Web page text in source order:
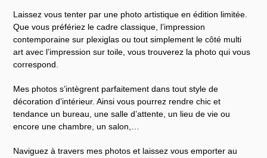
Laissez vous tenter par une photo artistique en édition limitée.
Que vous préfériez le cadre classique, l’impression
contemporaine sur plexiglas ou tout simplement le côté multi
art avec l’impression sur toile, vous trouverez la photo qui vous
correspond.
Mes photos s’intègrent parfaitement dans tout style de
décoration d’intérieur. Ainsi vous pourrez rendre chic et
tendance un bureau, une salle d’attente, un lieu de vie ou
encore une chambre, un salon,…
Naviguez à travers mes photos et laissez vous emporter au